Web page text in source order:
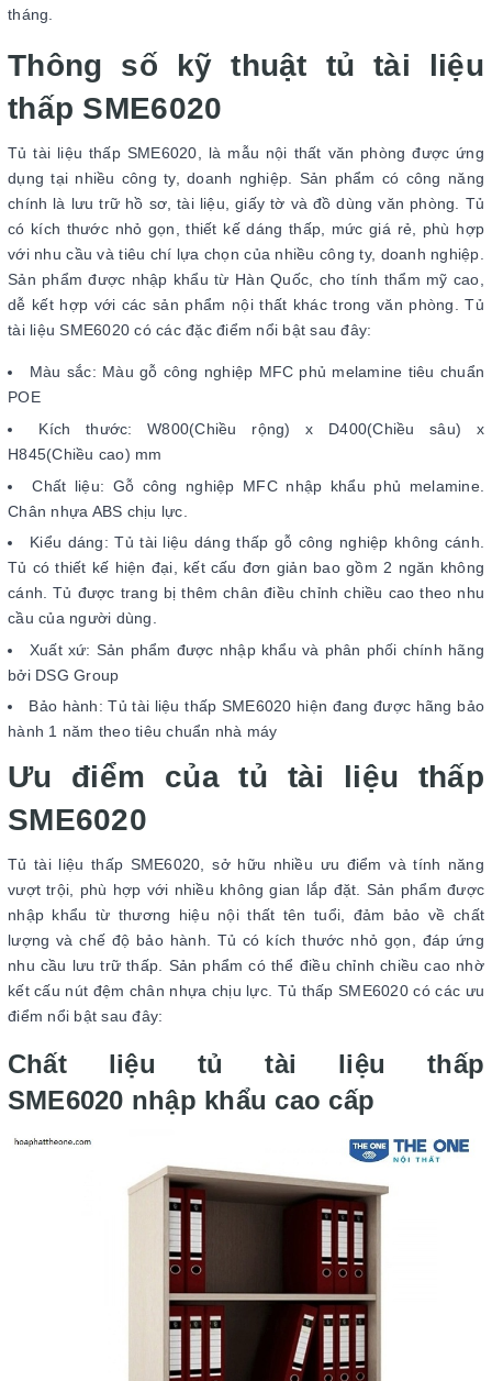
tháng.
Thông số kỹ thuật tủ tài liệu
thấp SME6020
Tủ tài liệu thấp SME6020, là mẫu nội thất văn phòng được ứng
dụng tại nhiều công ty, doanh nghiệp. Sản phẩm có công năng
chính là lưu trữ hồ sơ, tài liệu, giấy tờ và đồ dùng văn phòng. Tủ
có kích thước nhỏ gọn, thiết kế dáng thấp, mức giá rẻ, phù hợp
với nhu cầu và tiêu chí lựa chọn của nhiều công ty, doanh nghiệp.
Sản phẩm được nhập khẩu từ Hàn Quốc, cho tính thẩm mỹ cao,
dễ kết hợp với các sản phẩm nội thất khác trong văn phòng. Tủ
tài liệu SME6020 có các đặc điểm nổi bật sau đây:
Màu sắc: Màu gỗ công nghiệp MFC phủ melamine tiêu chuẩn
POE
Kích thước: W800(Chiều rộng) x D400(Chiều sâu) x
H845(Chiều cao) mm
Chất liệu: Gỗ công nghiệp MFC nhập khẩu phủ melamine.
Chân nhựa ABS chịu lực.
Kiểu dáng: Tủ tài liệu dáng thấp gỗ công nghiệp không cánh.
Tủ có thiết kế hiện đại, kết cấu đơn giản bao gồm 2 ngăn không
cánh. Tủ được trang bị thêm chân điều chỉnh chiều cao theo nhu
cầu của người dùng.
Xuất xứ: Sản phẩm được nhập khẩu và phân phối chính hãng
bởi DSG Group
Bảo hành: Tủ tài liệu thấp SME6020 hiện đang được hãng bảo
hành 1 năm theo tiêu chuẩn nhà máy
Ưu điểm của tủ tài liệu thấp
SME6020
Tủ tài liệu thấp SME6020, sở hữu nhiều ưu điểm và tính năng
vượt trội, phù hợp với nhiều không gian lắp đặt. Sản phẩm được
nhập khẩu từ thương hiệu nội thất tên tuổi, đảm bảo về chất
lượng và chế độ bảo hành. Tủ có kích thước nhỏ gọn, đáp ứng
nhu cầu lưu trữ thấp. Sản phẩm có thể điều chỉnh chiều cao nhờ
kết cấu nút đệm chân nhựa chịu lực. Tủ thấp SME6020 có các ưu
điểm nổi bật sau đây:
Chất liệu tủ tài liệu thấp
SME6020 nhập khẩu cao cấp